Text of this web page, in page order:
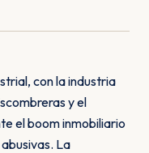
con la industria
y el
el boom inmobiliario
La